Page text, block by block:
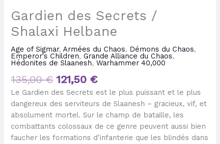
Gardien des Secrets /
Shalaxi Helbane
Age of Sigmar,Armées du Chaos, Démons du Chaos,
Emperor's Children,Grande Alliance du Chaos,
Hédonites de Slaanesh,Warhammer 40,000
135,00€ 121,50 €
Le Gardien des Secrets est le plus puissant et le plus
dangereux des serviteurs de Slaanesh – gracieux, vif, et
absolument mortel. Sur le champ de bataille, les
combattants colossaux de ce genre peuvent aussi bien
faucher les formations d’infanterie que les blindés dans